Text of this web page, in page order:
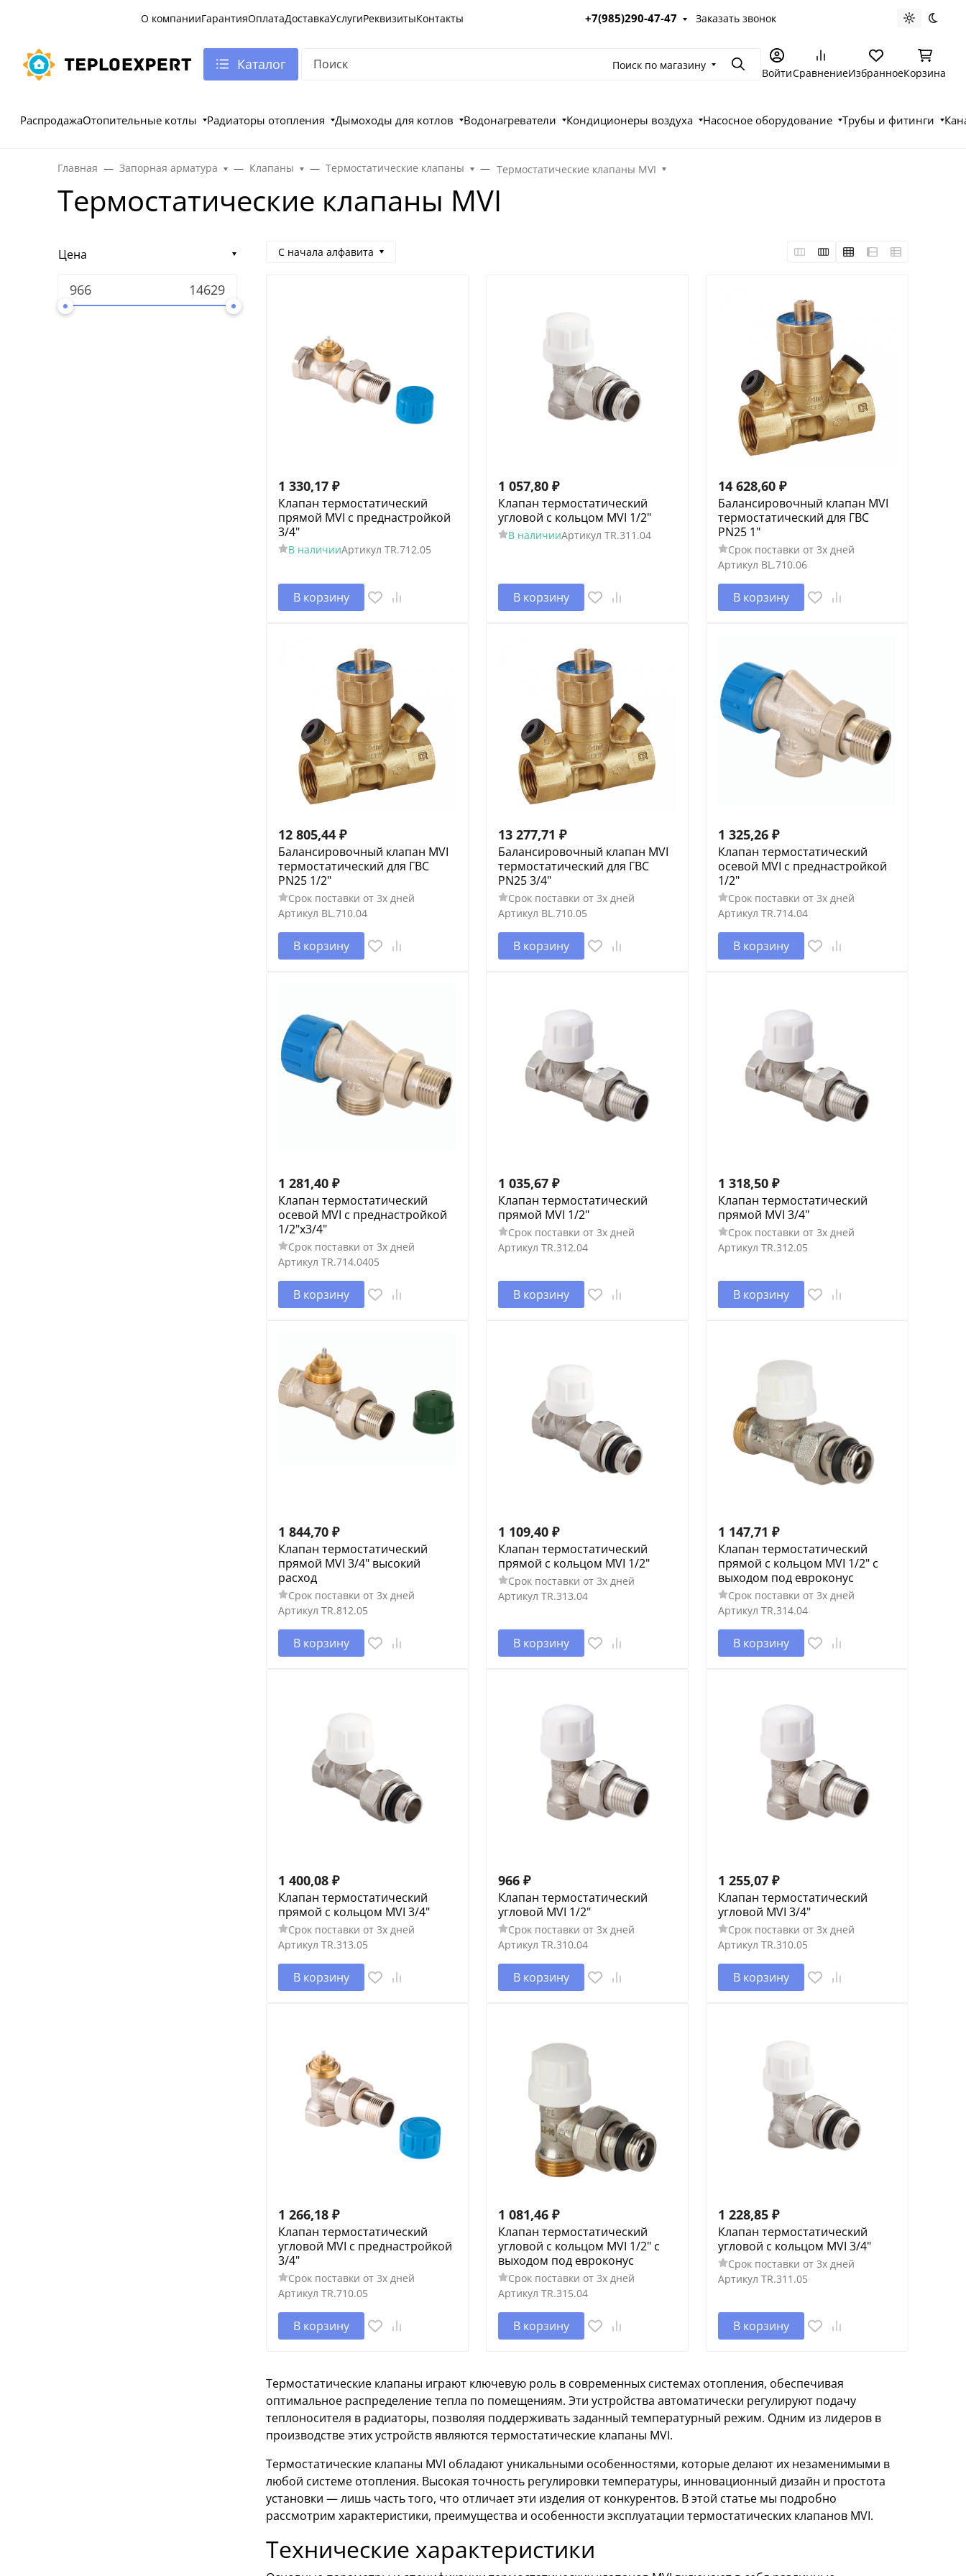
О компанииГарантияОплатаДоставкаУслугиРеквизитыКонтакты +7(985)290-47-47 Заказать звонок Светлая
Каталог Поиск по магазину ПоискВойтиСравнениеИзбранноеКорзина
РаспродажаОтопительные котлы Радиаторы отопления Дымоходы для котлов Водонагреватели Кондиционеры воздуха Насосное оборудование Трубы и фитинги
Главная Запорная арматура Клапаны Термостатические клапаны Термостатические клапаны MVI
Термостатические клапаны MVI
Цена С начала алфавита
1 330,17 ₽
Клапан термостатический
прямой MVI с преднастройкой
3/4"
В наличииАртикул TR.712.05
В корзину
1 057,80 ₽
Клапан термостатический
угловой с кольцом MVI 1/2"
В наличииАртикул TR.311.04
В корзину
14 628,60 ₽
Балансировочный клапан MVI
термостатический для ГВС
PN25 1"
Срок поставки от 3х дней
Артикул BL.710.06
В корзину
12 805,44 ₽
Балансировочный клапан MVI
термостатический для ГВС
PN25 1/2"
Срок поставки от 3х дней
Артикул BL.710.04
В корзину
13 277,71 ₽
Балансировочный клапан MVI
термостатический для ГВС
PN25 3/4"
Срок поставки от 3х дней
Артикул BL.710.05
В корзину
1 325,26 ₽
Клапан термостатический
осевой MVI с преднастройкой
1/2"
Срок поставки от 3х дней
Артикул TR.714.04
В корзину
1 281,40 ₽
Клапан термостатический
осевой MVI с преднастройкой
1/2"x3/4"
Срок поставки от 3х дней
Артикул TR.714.0405
В корзину
1 035,67 ₽
Клапан термостатический
прямой MVI 1/2"
Срок поставки от 3х дней
Артикул TR.312.04
В корзину
1 318,50 ₽
Клапан термостатический
прямой MVI 3/4"
Срок поставки от 3х дней
Артикул TR.312.05
В корзину
1 844,70 ₽
Клапан термостатический
прямой MVI 3/4" высокий
расход
Срок поставки от 3х дней
Артикул TR.812.05
В корзину
1 109,40 ₽
Клапан термостатический
прямой с кольцом MVI 1/2"
Срок поставки от 3х дней
Артикул TR.313.04
В корзину
1 147,71 ₽
Клапан термостатический
прямой с кольцом MVI 1/2" с
выходом под евроконус
Срок поставки от 3х дней
Артикул TR.314.04
В корзину
1 400,08 ₽
Клапан термостатический
прямой с кольцом MVI 3/4"
Срок поставки от 3х дней
Артикул TR.313.05
В корзину
966 ₽
Клапан термостатический
угловой MVI 1/2"
Срок поставки от 3х дней
Артикул TR.310.04
В корзину
1 255,07 ₽
Клапан термостатический
угловой MVI 3/4"
Срок поставки от 3х дней
Артикул TR.310.05
В корзину
1 266,18 ₽
Клапан термостатический
угловой MVI с преднастройкой
3/4"
Срок поставки от 3х дней
Артикул TR.710.05
В корзину
1 081,46 ₽
Клапан термостатический
угловой с кольцом MVI 1/2" с
выходом под евроконус
Срок поставки от 3х дней
Артикул TR.315.04
В корзину
1 228,85 ₽
Клапан термостатический
угловой с кольцом MVI 3/4"
Срок поставки от 3х дней
Артикул TR.311.05
В корзину
Термостатические клапаны играют ключевую роль в современных системах отопления, обеспечивая
оптимальное распределение тепла по помещениям. Эти устройства автоматически регулируют подачу
теплоносителя в радиаторы, позволяя поддерживать заданный температурный режим. Одним из лидеров в
производстве этих устройств являются термостатические клапаны MVI.
Термостатические клапаны MVI обладают уникальными особенностями, которые делают их незаменимыми в
любой системе отопления. Высокая точность регулировки температуры, инновационный дизайн и простота
установки — лишь часть того, что отличает эти изделия от конкурентов. В этой статье мы подробно
рассмотрим характеристики, преимущества и особенности эксплуатации термостатических клапанов MVI.
Технические характеристики